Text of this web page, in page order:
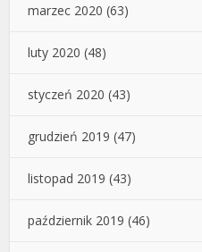
marzec 2020 (63)
luty 2020 (48)
styczeń 2020 (43)
grudzień 2019 (47)
listopad 2019 (43)
październik 2019 (46)